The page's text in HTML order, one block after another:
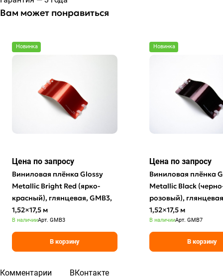
Вам может понравиться
Новинка
Цена по запросу
Виниловая плёнка Glossy
Metallic Bright Red (ярко-
красный), глянцевая, GMB3,
1,52×17,5 м
В наличииАрт. GMB3
В корзину
Новинка
Цена по запросу
Виниловая плёнка
Metallic Black
розовый),
1,52×17,5 м
В наличииАрт. GMB7
В корзину
Комментарии ВКонтакте